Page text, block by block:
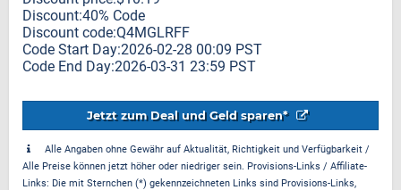
Discount:40% Code
Discount code:Q4MGLRFF
Code Start Day:2026-02-28 00:09 PST
Code End Day:2026-03-31 23:59 PST
Jetzt zum Deal und Geld sparen*
Alle Angaben ohne Gewähr auf Aktualität, Richtigkeit und Verfügbarkeit /
Alle Preise können jetzt höher oder niedriger sein. Provisions-Links / Affiliate-
Links: Die mit Sternchen (*) gekennzeichneten Links sind Provisions-Links,